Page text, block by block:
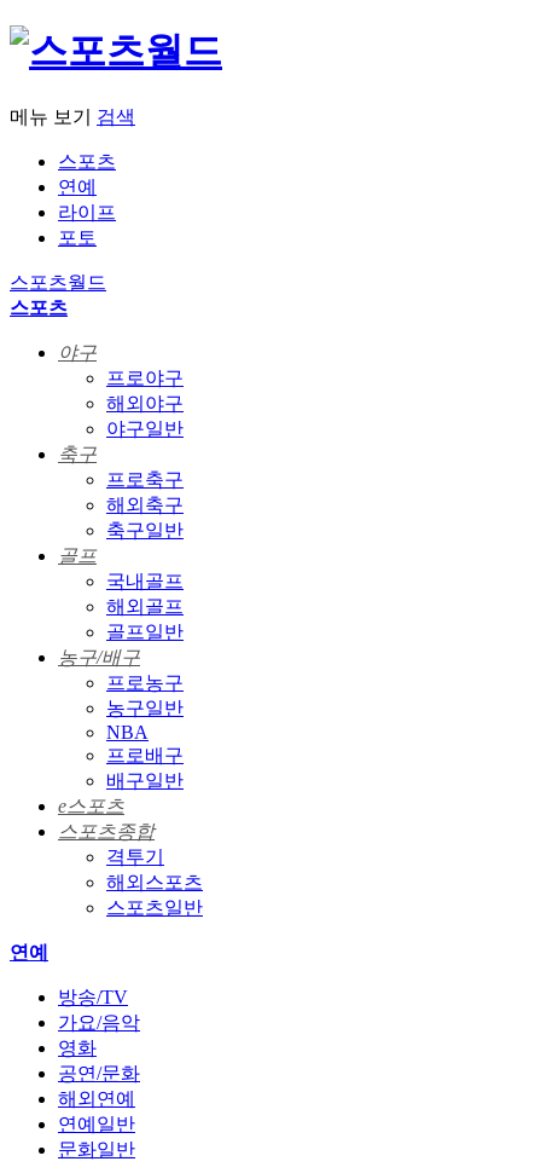
메뉴 보기 검색
스포츠
연예
라이프
포토
스포츠월드
스포츠
야구
프로야구
해외야구
야구일반
축구
프로축구
해외축구
축구일반
골프
국내골프
해외골프
골프일반
농구/배구
프로농구
농구일반
NBA
프로배구
배구일반
e스포츠
스포츠종합
격투기
해외스포츠
스포츠일반
연예
방송/TV
가요/음악
영화
공연/문화
해외연예
연예일반
문화일반